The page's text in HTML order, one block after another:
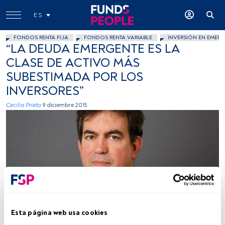
Esta página web usa cookies
ES
FONDOS RENTA FIJA FONDOS RENTA VARIABLE INVERSIÓN EN
“LA DEUDA EMERGENTE ES LA
CLASE DE ACTIVO MÁS
SUBESTIMADA POR LOS
INVERSORES”
Cecilia Prieto 9 diciembre 2015